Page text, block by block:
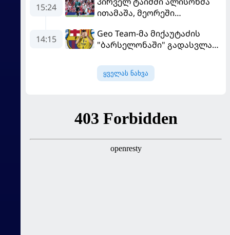
15:24
ითამაშა, მეორეში
"ლივერპული" სახლში
"მონაკოსთან" დამარცხდა
14:15
Geo Team-მა მიქაუტაძის
"ბარსელონაში" გადასვლაზე
ინფორმაციაზე განმარტება
გააკეთა
ყველას ნახვა